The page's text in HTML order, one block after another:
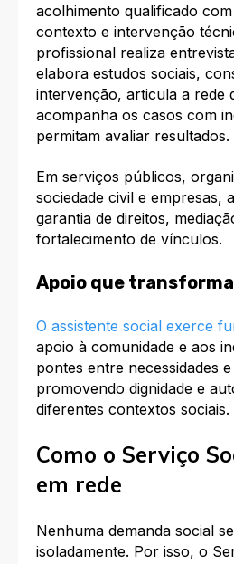
acolhimento qualificado
contexto e intervenção
profissional realiza
elabora estudos sociais,
intervenção, articula a rede
acompanha os casos com
permitam avaliar resultados.
Em serviços públicos,
sociedade civil e empresas,
garantia de direitos,
fortalecimento de vínculos.
Apoio que transforma
O assistente social exerce
apoio à comunidade e aos
pontes entre necessidades
promovendo dignidade e
diferentes contextos sociais.
Como o Serviço
em rede
Nenhuma demanda social
isoladamente. Por isso, o